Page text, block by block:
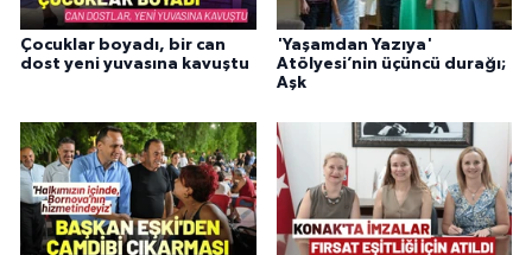
Çocuklar boyadı, bir can
dost yeni yuvasına kavuştu
'Yaşamdan Yazıya'
Atölyesi’nin üçüncü durağı;
Aşk